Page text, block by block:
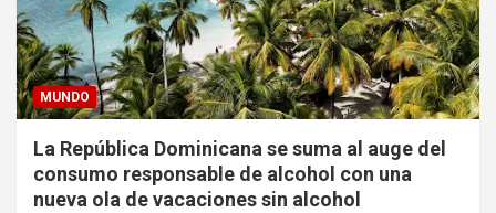
MUNDO
La República Dominicana se suma al auge del
consumo responsable de alcohol con una
nueva ola de vacaciones sin alcohol